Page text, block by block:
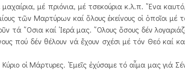
μέ πριόνια, μέ τσεκούρια κ.λ.π. ῞Ενα
τῶν Μαρτύρων καί ὅλους ἐκείνους οἱ ὁποῖοι
τά ῞Οσια καί ῾Ιερά μας. ῞Ολους ὅσους δέν
πού δέν θέλουν νά ἔχουν σχέσι μέ τόν Θεό καί
οἱ Μάρτυρες. ᾿Εμεῖς ἐχύσαμε τό αἷμα μας γιά